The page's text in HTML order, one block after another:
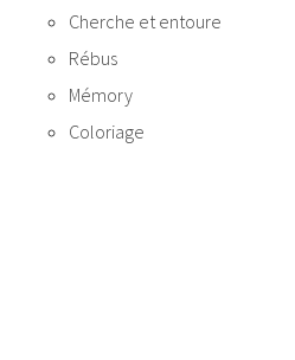
Cherche et entoure
Rébus
Mémory
Coloriage